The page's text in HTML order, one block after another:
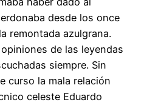
desde los once
remontada azulgrana.
de las leyendas
siempre. Sin
curso la mala relación
celeste Eduardo